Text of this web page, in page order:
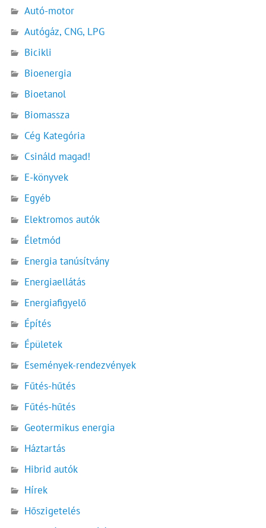
Autó-motor
Autógáz, CNG, LPG
Bicikli
Bioenergia
Bioetanol
Biomassza
Cég Kategória
Csináld magad!
E-könyvek
Egyéb
Elektromos autók
Életmód
Energia tanúsítvány
Energiaellátás
Energiafigyelő
Építés
Épületek
Események-rendezvények
Fűtés-hűtés
Fűtés-hűtés
Geotermikus energia
Háztartás
Hibrid autók
Hírek
Hőszigetelés